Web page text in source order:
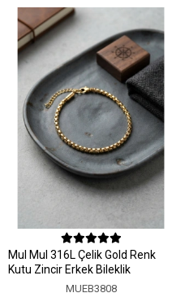
MuI MuI 316L Çelik Gold Renk
Kutu Zincir Erkek Bileklik
MUEB3808